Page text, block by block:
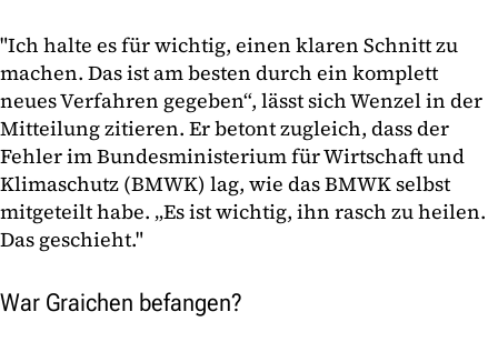
"Ich halte es für wichtig, einen klaren Schnitt zu
machen. Das ist am besten durch ein komplett
neues Verfahren gegeben“, lässt sich Wenzel in der
Mitteilung zitieren. Er betont zugleich, dass der
Fehler im Bundesministerium für Wirtschaft und
Klimaschutz (BMWK) lag, wie das BMWK selbst
mitgeteilt habe. „Es ist wichtig, ihn rasch zu heilen.
Das geschieht."
War Graichen befangen?